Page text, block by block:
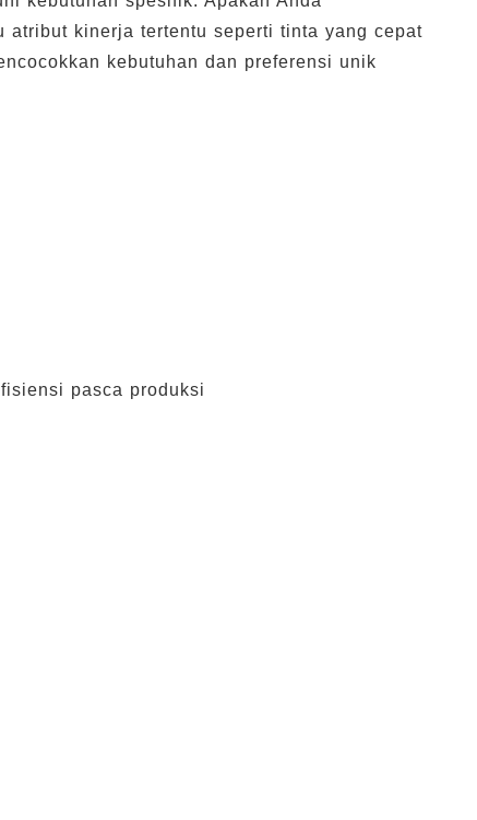
atribut kinerja tertentu seperti tinta yang cepat
kebutuhan dan preferensi unik
pasca produksi